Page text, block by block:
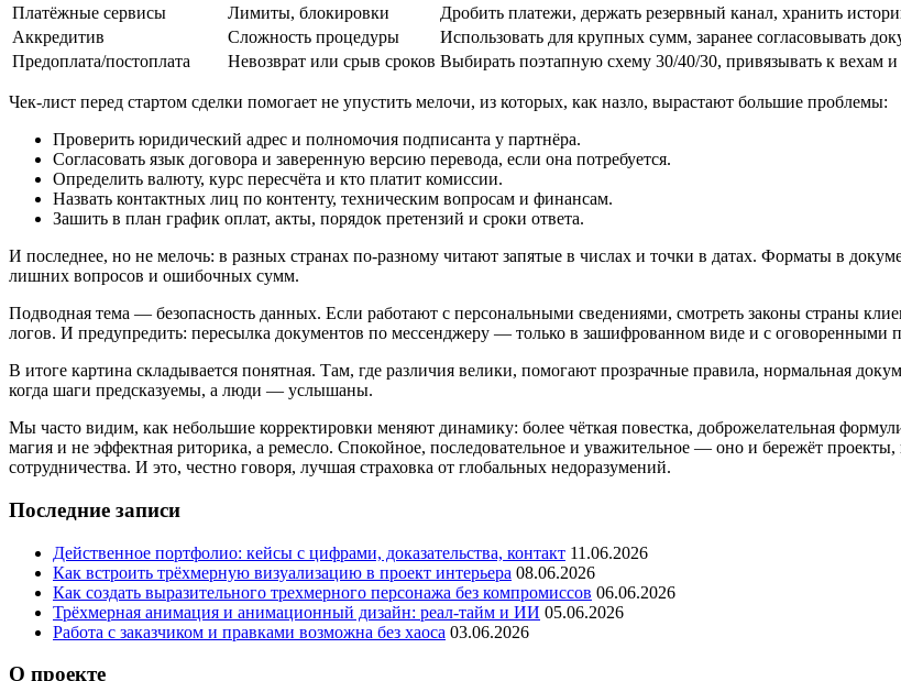
Платёжные сервисы
Лимиты, блокировки
Дробить платежи, держать резервный канал, хранить
Аккредитив
Сложность процедуры
Использовать для крупных сумм, заранее согласовывать
Предоплата/постоплата
Невозврат или срыв сроков Выбирать поэтапную схему 30/40/30, привязывать к вехам
Чек-лист перед стартом сделки помогает не упустить мелочи, из которых, как назло, вырастают большие проблемы:
Проверить юридический адрес и полномочия подписанта у партнёра.
Согласовать язык договора и заверенную версию перевода, если она потребуется.
Определить валюту, курс пересчёта и кто платит комиссии.
Назвать контактных лиц по контенту, техническим вопросам и финансам.
Зашить в план график оплат, акты, порядок претензий и сроки ответа.
И последнее, но не мелочь: в разных странах по-разному читают запятые в числах и точки в датах. Форматы в
лишних вопросов и ошибочных сумм.
Подводная тема — безопасность данных. Если работают с персональными сведениями, смотреть законы страны
логов. И предупредить: пересылка документов по мессенджеру — только в зашифрованном виде и с оговоренными
В итоге картина складывается понятная. Там, где различия велики, помогают прозрачные правила, нормальная
когда шаги предсказуемы, а люди — услышаны.
Мы часто видим, как небольшие корректировки меняют динамику: более чёткая повестка, доброжелательная
магия и не эффектная риторика, а ремесло. Спокойное, последовательное и уважительное — оно и бережёт
сотрудничества. И это, честно говоря, лучшая страховка от глобальных недоразумений.
Последние записи
Действенное портфолио: кейсы с цифрами, доказательства, контакт 11.06.2026
Как встроить трёхмерную визуализацию в проект интерьера 08.06.2026
Как создать выразительного трехмерного персонажа без компромиссов 06.06.2026
Трёхмерная анимация и анимационный дизайн: реал‑тайм и ИИ 05.06.2026
Работа с заказчиком и правками возможна без хаоса 03.06.2026
О проекте